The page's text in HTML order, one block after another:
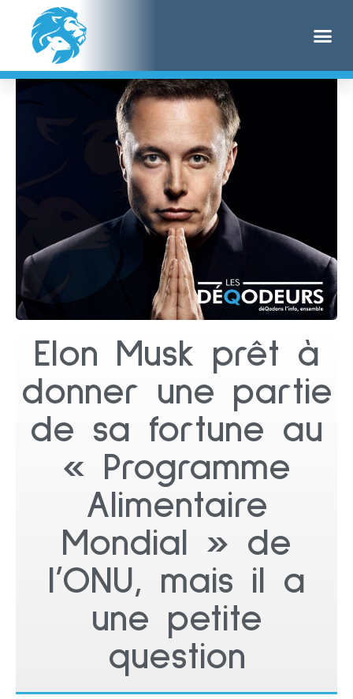
Elon Musk prêt à
donner une partie
de sa fortune au
« Programme
Alimentaire
Mondial » de
l’ONU, mais il a
une petite
question